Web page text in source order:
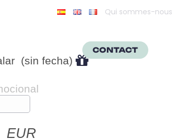
Qui sommes-nous
CONTACT